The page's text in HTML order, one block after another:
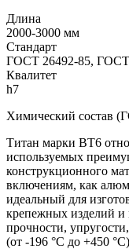
Длина
2000-3000 мм
Стандарт
ГОСТ 26492-85, ГОСТ
Квалитет
h7
Химический состав
Титан марки BT6
используемых
конструкционного
включениям, как
идеальный для
крепежных изделий и
прочности,
(от -196 °С до +450